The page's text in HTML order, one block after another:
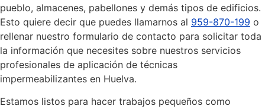
pueblo, almacenes, pabellones y demás tipos de edificios.
Esto quiere decir que puedes llamarnos al 959-870-199 o
rellenar nuestro formulario de contacto para solicitar toda
la información que necesites sobre nuestros servicios
profesionales de aplicación de técnicas
impermeabilizantes en Huelva.
Estamos listos para hacer trabajos pequeños como